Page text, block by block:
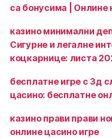
са бонусима | Онлине
казино минимални
Сигурне и легалне
коцкарнице: листа
бесплатне игре с 3д
цасино: бесплатне
казино прави прави
онлине цасино игре